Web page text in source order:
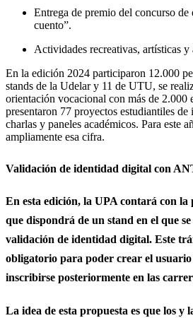
Entrega de premio del concurso
cuento”.
Actividades recreativas, artísticas y
En la edición 2024 participaron 12.000
stands de la Udelar y 11 de UTU, se
orientación vocacional con más de 2.000
presentaron 77 proyectos estudiantiles de
charlas y paneles académicos. Para este
ampliamente esa cifra.
Validación de identidad digital con
En esta edición, la UPA contará con
que dispondrá de un stand en el que
validación de identidad digital. Este
obligatorio para poder crear el
inscribirse posteriormente en las
La idea de esta propuesta es que los y